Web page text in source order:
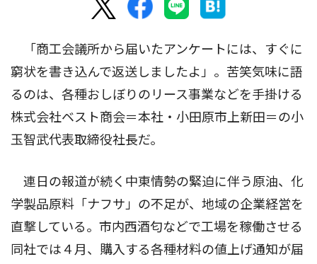
「商工会議所から届いたアンケートには、すぐに
窮状を書き込んで返送しましたよ」。苦笑気味に語
るのは、各種おしぼりのリース事業などを手掛ける
株式会社ベスト商会＝本社・小田原市上新田＝の小
玉智武代表取締役社長だ。
連日の報道が続く中東情勢の緊迫に伴う原油、化
学製品原料「ナフサ」の不足が、地域の企業経営を
直撃している。市内西酒匂などで工場を稼働させる
同社では４月、購入する各種材料の値上げ通知が届